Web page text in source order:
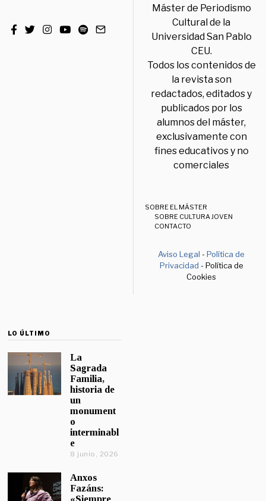
Máster de Periodismo
Cultural de la
Universidad San Pablo
CEU.
Todos los contenidos de
la revista son
redactados, editados y
publicados por los
alumnos del máster,
exclusivamente con
fines educativos y no
comerciales
SOBRE EL MÁSTER
SOBRE CULTURA JOVEN
CONTACTO
Aviso Legal -Política de
Privacidad - Política de
Cookies
LO ÚLTIMO
La
Sagrada
Familia,
historia de
un
monument
o
interminabl
e
8 junio, 2026
Anxos
Fazáns: